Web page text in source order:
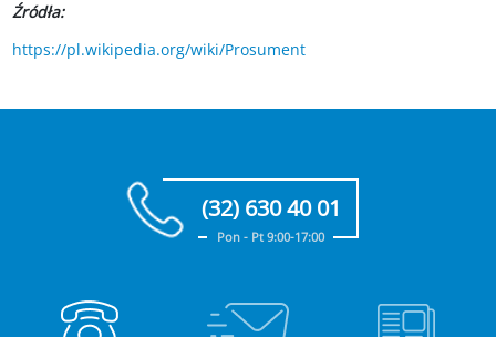
Źródła:
https://pl.wikipedia.org/wiki/Prosument
(32) 630 40 01
Pon - Pt 9:00-17:00